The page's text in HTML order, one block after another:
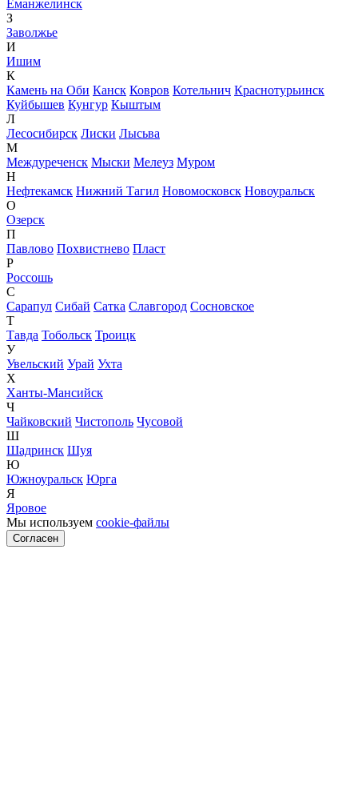
Еманжелинск
З
Заволжье
И
Ишим
К
Камень на Оби Канск Ковров Котельнич Краснотурьинск
Куйбышев Кунгур Кыштым
Л
Лесосибирск Лиски Лысьва
М
Междуреченск Мыски Мелеуз Муром
Н
Нефтекамск Нижний Тагил Новомосковск Новоуральск
О
Озерск
П
Павлово Похвистнево Пласт
Р
Россошь
С
Сарапул Сибай Сатка Славгород Сосновское
Т
Тавда Тобольск Троицк
У
Увельский Урай Ухта
Х
Ханты-Мансийск
Ч
Чайковский Чистополь Чусовой
Ш
Шадринск Шуя
Ю
Южноуральск Юрга
Я
Яровое
Мы используем cookie-файлы
Согласен